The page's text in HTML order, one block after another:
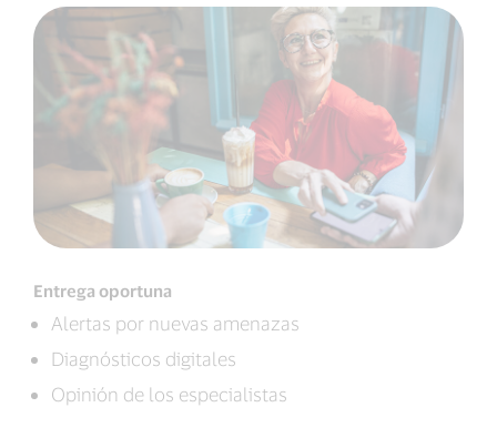
Entrega oportuna
Alertas por nuevas amenazas
Diagnósticos digitales
Opinión de los especialistas